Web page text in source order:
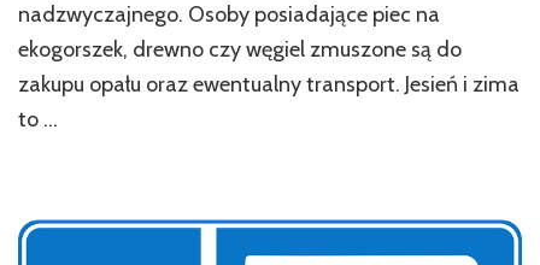
nadzwyczajnego. Osoby posiadające piec na
ekogorszek, drewno czy węgiel zmuszone są do
zakupu opału oraz ewentualny transport. Jesień i zima
to …